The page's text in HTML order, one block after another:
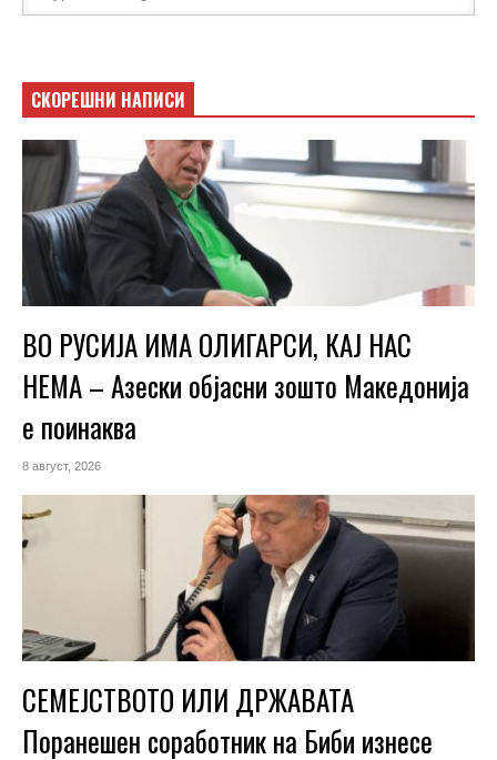
СКОРЕШНИ НАПИСИ
ВО РУСИЈА ИМА ОЛИГАРСИ, КАЈ НАС
НЕМА – Азески објасни зошто Македонија
е поинаква
8 август, 2026
СЕМЕЈСТВОТО ИЛИ ДРЖАВАТА
Поранешен соработник на Биби изнесе